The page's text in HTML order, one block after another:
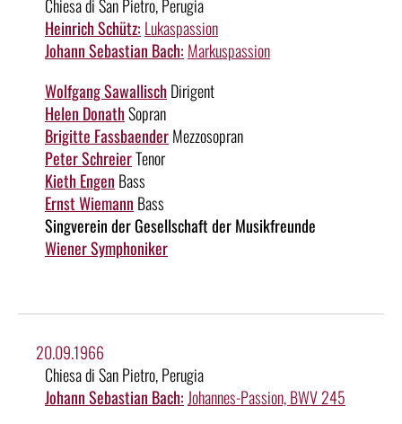
Chiesa di San Pietro, Perugia
Heinrich Schütz: Lukaspassion
Johann Sebastian Bach: Markuspassion
Wolfgang SawallischDirigent
Helen DonathSopran
Brigitte FassbaenderMezzosopran
Peter SchreierTenor
Kieth Engen Bass
Ernst Wiemann Bass
Singverein der Gesellschaft der Musikfreunde
Wiener Symphoniker
20.09.1966
Chiesa di San Pietro, Perugia
Johann Sebastian Bach: Johannes-Passion, BWV 245